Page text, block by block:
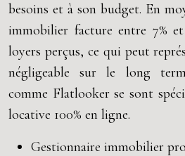
besoins et à son budget. En
immobilier facture entre 7%
loyers perçus, ce qui peut
négligeable sur le long
comme Flatlooker se sont
locative 100% en ligne.
Gestionnaire immobilier